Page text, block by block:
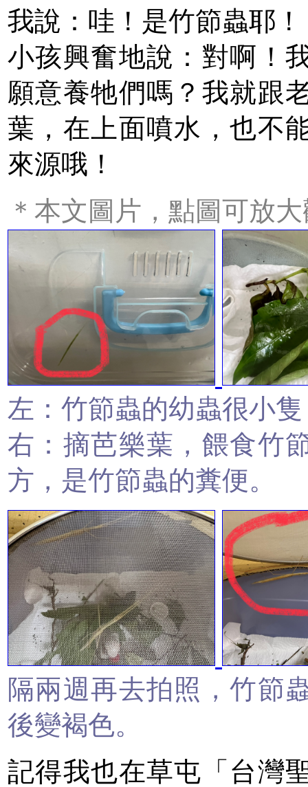
我說：哇！是竹節蟲耶！
小孩興奮地說：對啊！
願意養牠們嗎？我就跟
葉，在上面噴水，也不
來源哦！
＊本文圖片，點圖可放
左：竹節蟲的幼蟲很小
右：摘芭樂葉，餵食竹
方，是竹節蟲的糞便。
隔兩週再去拍照，竹節
後變褐色。
記得我也在草屯「台灣